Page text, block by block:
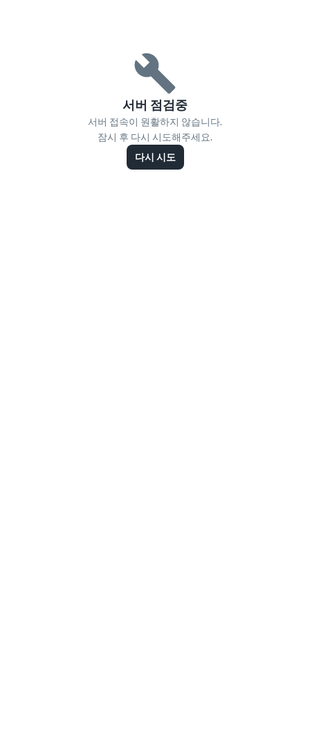
서버 점검중
서버 접속이 원활하지 않습니다.
잠시 후 다시 시도해주세요.
다시 시도